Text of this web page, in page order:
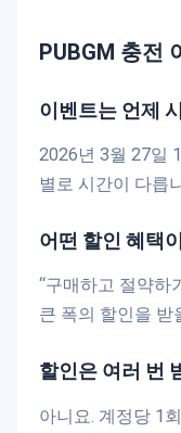
PUBGM 충전
이벤트는 언제
2026년 3월 27일
별로 시간이 다릅
어떤 할인 혜택
“구매하고 절약하
큰 폭의 할인을 받
할인은 여러 번
아니요. 계정당 1